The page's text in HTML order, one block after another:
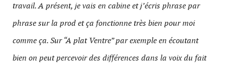
travail. A présent, je vais en cabine et j’écris phrase par
phrase sur la prod et ça fonctionne très bien pour moi
comme ça. Sur “A plat Ventre” par exemple en écoutant
bien on peut percevoir des différences dans la voix du fait